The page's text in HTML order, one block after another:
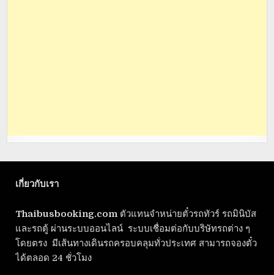
เกี่ยวกับเรา
Thaibusbooking.com ตัวแทนจำหน่ายตั๋วรถทัวร์ รถมินิบัส
และรถตู้ ผ่านระบบออนไลน์ ระบบเชื่อมต่อกับบริษัทรถต่าง ๆ
โดยตรง มีเส้นทางเดินรถครอบคลุมทั่วประเทศ สามารถจองตั๋ว
ได้ตลอด 24 ชั่วโมง